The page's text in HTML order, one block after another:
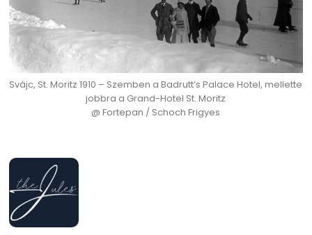
Svájc, St. Moritz 1910 – Szemben a Badrutt’s Palace Hotel, mellette
jobbra a Grand-Hotel St. Moritz
@ Fortepan / Schoch Frigyes